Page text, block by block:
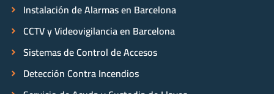
Instalación de Alarmas en Barcelona
CCTV y Videovigilancia en Barcelona
Sistemas de Control de Accesos
Detección Contra Incendios